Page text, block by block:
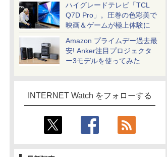
ハイグレードテレビ「TCL
Q7D Pro」。圧巻の色彩美で
映画＆ゲームが極上体験に
Amazon プライムデー過去最
安! Anker注目プロジェクタ
ー3モデルを使ってみた
INTERNET Watch をフォローする